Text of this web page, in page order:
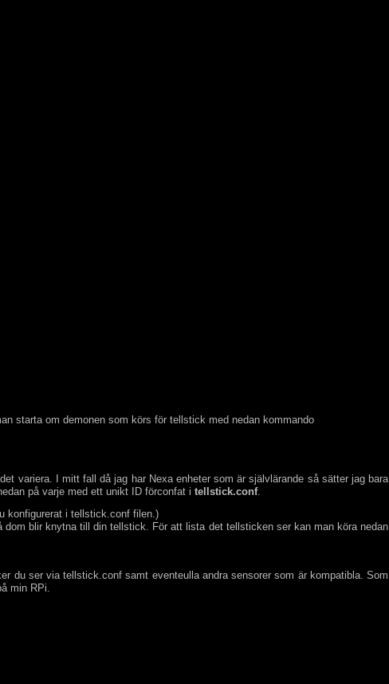
starta om demonen som körs för tellstick med nedan kommando
variera. I mitt fall då jag har Nexa enheter som är självlärande så sätter jag bara
på varje med ett unikt ID förconfat i tellstick.conf.
konfigurerat i tellstick.conf filen.)
dom blir knytna till din tellstick. För att lista det tellsticken ser kan man köra nedan
du ser via tellstick.conf samt eventeulla andra sensorer som är kompatibla. Som
min RPi.